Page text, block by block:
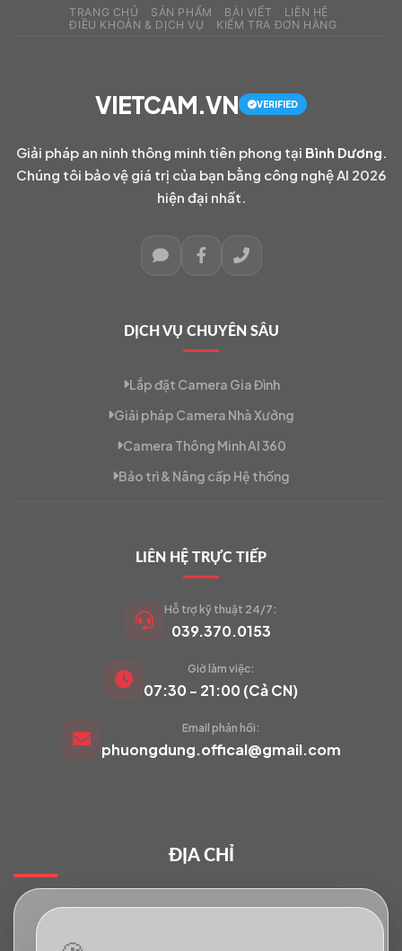
VIETCAM.VN
Đang trực tuyến
TRANG CHỦ SẢN PHẨM BÀI VIẾT
LIÊN HỆ
ĐIỀU KHOẢN & DỊCH VỤ
KIỂM TRA ĐƠN HÀNG
VIETCAM.VN VERIFIED
Giải pháp an ninh thông minh tiên phong tại Bình Dương
Chúng tôi bảo vệ giá trị của bạn bằng công nghệ AI 2026
hiện đại nhất.
DỊCH VỤ CHUYÊN SÂU
Lắp đặt Camera Gia Đình
Giải pháp Camera Nhà Xưởng
Camera Thông Minh AI 360
Bảo trì & Nâng cấp Hệ thống
LIÊN HỆ TRỰC TIẾP
Hỗ trợ kỹ thuật 24/7:
039.370.0153
Giờ làm việc:
07:30 - 21:00 (Cả CN)
Email phản hồi:
phuongdung.offical@gmail.com
ĐỊA CHỈ